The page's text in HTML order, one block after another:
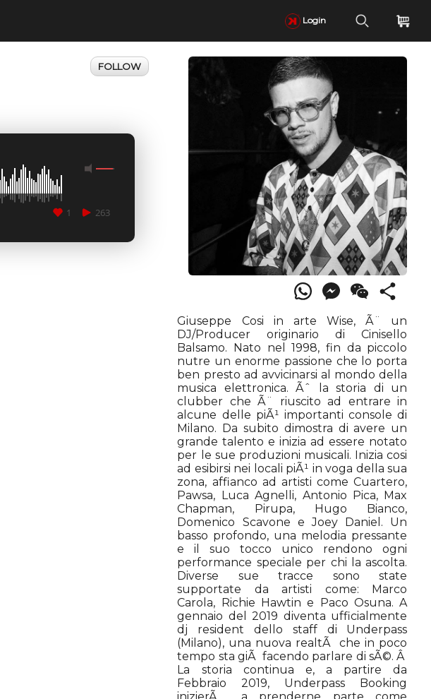
Login
FOLLOW
263
1
Giuseppe Cosi in arte Wise, Ã¨ un
DJ/Producer originario di Cinisello
Balsamo. Nato nel 1998, fin da piccolo
nutre un enorme passione che lo porta
ben presto ad avvicinarsi al mondo della
musica elettronica. Ãˆ la storia di un
clubber che Ã¨ riuscito ad entrare in
alcune delle piÃ¹ importanti console di
Milano. Da subito dimostra di avere un
grande talento e inizia ad essere notato
per le sue produzioni musicali. Inizia cosi
ad esibirsi nei locali piÃ¹ in voga della sua
zona, affianco ad artisti come Cuartero,
Pawsa, Luca Agnelli, Antonio Pica, Max
Chapman, Pirupa, Hugo Bianco,
Domenico Scavone e Joey Daniel. Un
basso profondo, una melodia pressante
e il suo tocco unico rendono ogni
performance speciale per chi la ascolta.
Diverse sue tracce sono state
supportate da artisti come: Marco
Carola, Richie Hawtin e Paco Osuna. A
gennaio del 2019 diventa ufficialmente
dj resident dello staff di Underpass
(Milano), una nuova realtÃ che in poco
tempo sta giÃ facendo parlare di sÃ©. Â
La storia continua e, a partire da
Febbraio 2019, Underpass Booking